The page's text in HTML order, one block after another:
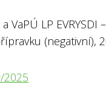
VaPÚ LP
(negativní),
2025